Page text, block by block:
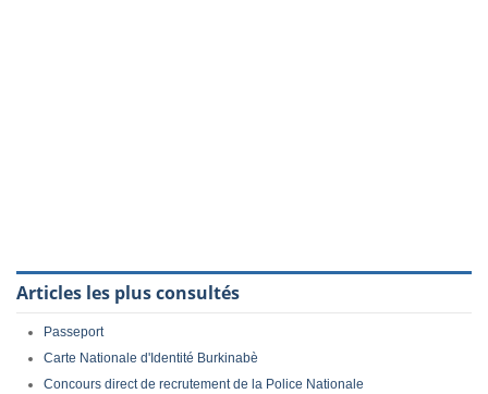
Articles les plus consultés
Passeport
Carte Nationale d'Identité Burkinabè
Concours direct de recrutement de la Police Nationale